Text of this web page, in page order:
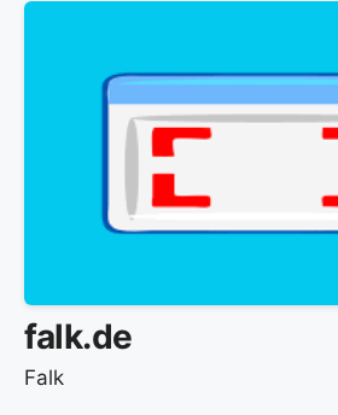
falk.de
Falk